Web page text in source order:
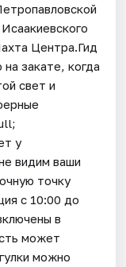
Центра.Гид
закате, когда
свет и
у
видим ваши
точку
с 10:00 до
в
может
можно